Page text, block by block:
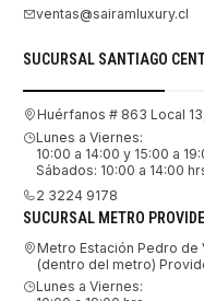
ventas@sairamluxury.cl
SUCURSAL SANTIAGO
Huérfanos # 863 Local
Lunes a Viernes:
10:00 a 14:00 y 15:00 a
Sábados: 10:00 a 14:00
2 3224 9178
SUCURSAL METRO
Metro Estación Pedro de
(dentro del metro)
Lunes a Viernes: